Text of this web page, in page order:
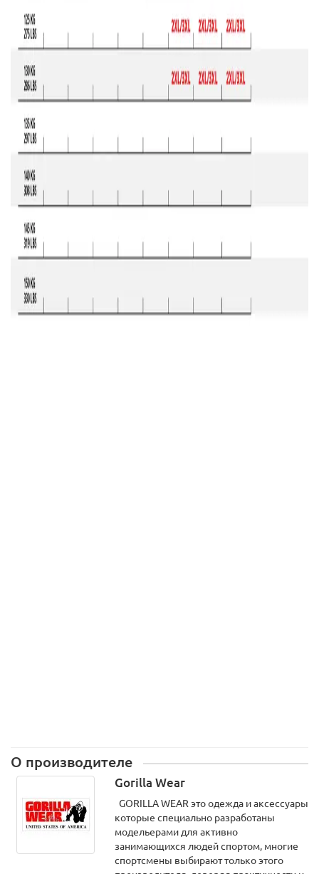
О производителе
Gorilla Wear
GORILLA WEAR это одежда и аксессуары
которые специально разработаны
модельерами для активно
занимающихся людей спортом, многие
спортсмены выбирают только этого